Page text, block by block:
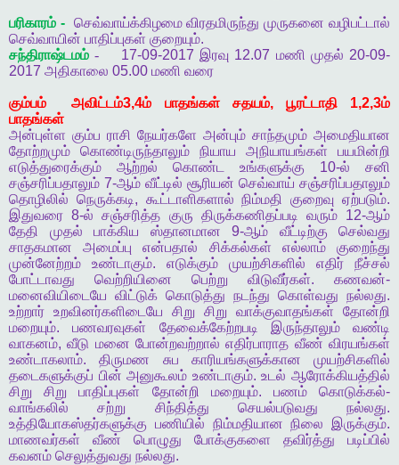
பரிகாரம் - செவ்வாய்க்கிழமை விரதமிருந்து முருகனை வழிபட்டால்
செவ்வாயின் பாதிப்புகள் குறையும்.
சந்திராஷ்டமம் - 17-09-2017 இரவு 12.07 மணி முதல் 20-09-
2017 அதிகாலை 05.00 மணி வரை
கும்பம் அவிட்டம்3,4ம் பாதங்கள் சதயம், பூரட்டாதி1,2,3ம்
பாதங்கள்
அன்புள்ள கும்ப ராசி நேயர்களே அன்பும் சாந்தமும் அமைதியான
தோற்றமும்
கொண்டிருந்தாலும் நியாய அநியாயங்கள்
பயமின்றி
எடுத்துரைக்கும்
ஆற்றல் கொண்ட உங்களுக்கு 10-ல்
சனி
சஞ்சரிப்பதாலும் 7-ஆம் வீட்டில் சூரியன் செவ்வாய் சஞ்சரிப்பதாலும்
தொழிலில் நெருக்கடி, கூட்டாளிகளால் நிம்மதி குறைவு ஏற்படும்.
இதுவரை 8-ல் சஞ்சரித்த குரு திருக்கணிதப்படி வரும்12-ஆம்
தேதி
முதல் பாக்கிய ஸ்தானமான 9-ஆம் வீட்டிற்கு
செல்வது
சாதகமான
அமைப்பு என்பதால் சிக்கல்கள் எல்லாம்
குறைந்து
முன்னேற்றம்
உண்டாகும். எடுக்கும் முயற்சிகளில் எதிர்
நீச்சல்
போட்டாவது
வெற்றியினை பெற்று விடுவீர்கள். கணவன்-
மனைவியிடையே விட்டுக் கொடுத்து நடந்து கொள்வது நல்லது.
உற்றார் உறவினர்களிடையே சிறு சிறு வாக்குவாதங்கள்
தோன்றி
மறையும்.பணவரவுகள் தேவைக்கேற்றபடி இருந்தாலும்
வண்டி
வாகனம்,வீடு மனை போன்றவற்றால் எதிர்பாராத வீண் விரயங்கள்
உண்டாகலாம்.திருமண சுப காரியங்களுக்கான
முயற்சிகளில்
தடைகளுக்குப் பின் அனுகூலம் உண்டாகும்.உடல் ஆரோக்கியத்தில்
சிறு
சிறு பாதிப்புகள் தோன்றி மறையும். பணம் கொடுக்கல்-
வாங்கலில்
சற்று சிந்தித்து செயல்படுவது நல்லது.
உத்தியோகஸ்தர்களுக்கு பணியில் நிம்மதியான நிலை இருக்கும்.
மாணவர்கள்
வீண் பொழுது போக்குகளை தவிர்த்து
படிப்பில்
கவனம் செலுத்துவது நல்லது.